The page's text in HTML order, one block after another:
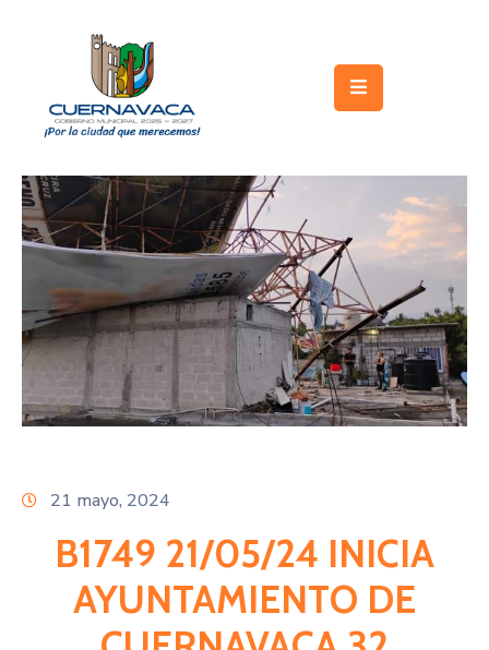
Gobierno
Turismo
Trámites
Servicios
Licitaciones
Transparencia
Citas21 mayo, 2024
B1749 21/05/24 INICIA
AYUNTAMIENTO DE